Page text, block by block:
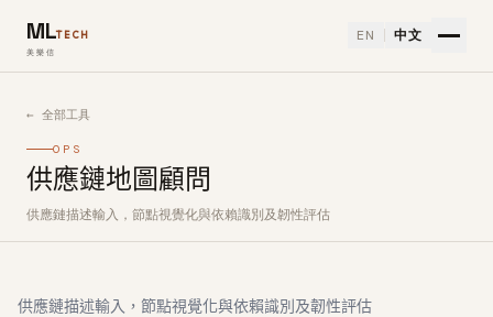
MLTECH
美樂信
EN 中文
← 全部工具
OPS
供應鏈地圖顧問
如何使用供應鏈地圖顧問免費 AI 工具
供應鏈描述輸入，節點視覺化與依賴識別及韌性評估
供應鏈描述輸入，節點視覺化與依賴識別及韌性評估